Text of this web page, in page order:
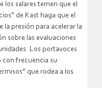
los salares temen que el
de Kast haga que el
la presión para acelerar la
sobre las evaluaciones
Los portavoces
con frecuencia su
que rodea a los